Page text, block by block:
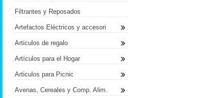
Filtrantes y Reposados
Artefactos Eléctricos y accesori
Articulos de regalo
Artículos para el Hogar
Articulos para Picnic
Avenas, Cereales y Comp. Alim.